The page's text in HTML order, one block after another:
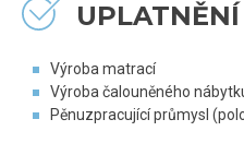
UPLATNĚNÍ
Výroba matrací
Výroba čalouněného
Pěnuzpracující průmysl